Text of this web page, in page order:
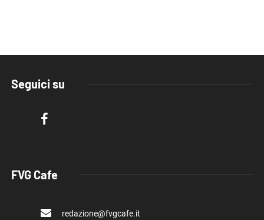
Seguici su
FVG Cafe
redazione@fvgcafe.it